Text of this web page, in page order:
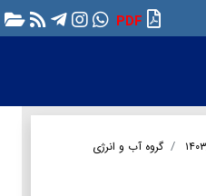
PDF
گروه آب و انرژی